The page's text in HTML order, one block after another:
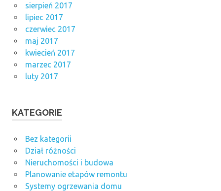
sierpień 2017
lipiec 2017
czerwiec 2017
maj 2017
kwiecień 2017
marzec 2017
luty 2017
KATEGORIE
Bez kategorii
Dział różności
Nieruchomości i budowa
Planowanie etapów remontu
Systemy ogrzewania domu